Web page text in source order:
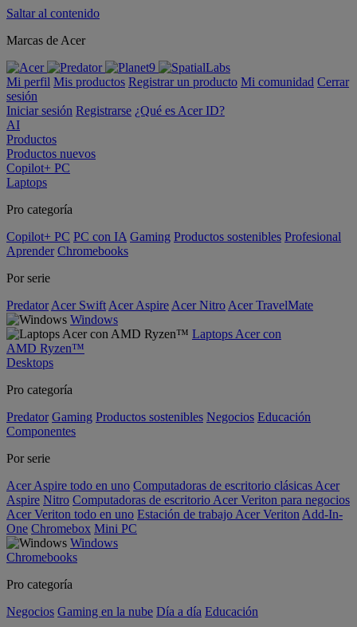
Saltar al contenido
Marcas de Acer
Mi perfil Mis productos Registrar un producto Mi comunidad Cerrar
sesión
Iniciar sesión Registrarse ¿Qué es Acer ID?
AI
Productos
Productos nuevos
Copilot+ PC
Laptops
Pro categoría
Copilot+ PC PC con IA Gaming Productos sostenibles Profesional
Aprender Chromebooks
Por serie
Predator Acer Swift Acer Aspire Acer Nitro Acer TravelMate
Windows
Laptops Acer con
AMD Ryzen™
Desktops
Pro categoría
Predator Gaming Productos sostenibles Negocios Educación
Componentes
Por serie
Acer Aspire todo en uno Computadoras de escritorio clásicas Acer
Aspire Nitro Computadoras de escritorio Acer Veriton para negocios
Acer Veriton todo en uno Estación de trabajo Acer Veriton Add-In-
One Chromebox Mini PC
Windows
Chromebooks
Pro categoría
Negocios Gaming en la nube Día a día Educación